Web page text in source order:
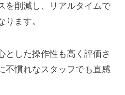
を削減し、リアルタイムで
ります。
とした操作性も高く評価さ
不慣れなスタッフでも直感